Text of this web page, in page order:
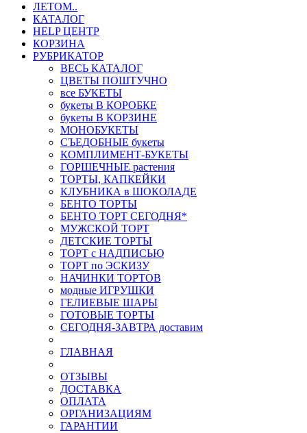
ЛЕТОМ..
КАТАЛОГ
HELP ЦЕНТР
КОРЗИНА
РУБРИКАТОР
ВЕСЬ КАТАЛОГ
ЦВЕТЫ ПОШТУЧНО
все БУКЕТЫ
букеты В КОРОБКЕ
букеты В КОРЗИНЕ
МОНОБУКЕТЫ
СЪЕДОБНЫЕ букеты
КОМПЛИМЕНТ-БУКЕТЫ
ГОРШЕЧНЫЕ растения
ТОРТЫ, КАПКЕЙКИ
КЛУБНИКА в ШОКОЛАДЕ
БЕНТО ТОРТЫ
БЕНТО ТОРТ СЕГОДНЯ*
МУЖСКОЙ ТОРТ
ДЕТСКИЕ ТОРТЫ
ТОРТ с НАДПИСЬЮ
ТОРТ по ЭСКИЗУ
НАЧИНКИ ТОРТОВ
модные ИГРУШКИ
ГЕЛИЕВЫЕ ШАРЫ
ГОТОВЫЕ ТОРТЫ
СЕГОДНЯ-ЗАВТРА доставим
ГЛАВНАЯ
ОТЗЫВЫ
ДОСТАВКА
ОПЛАТА
ОРГАНИЗАЦИЯМ
ГАРАНТИИ